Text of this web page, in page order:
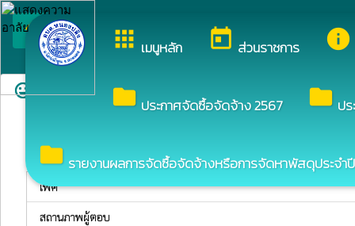
apps เมนูหลัก today ส่วนราชการ info
folder ประกาศจัดซื้อจัดจ้าง 2567 folder ป
folder รายงานผลการจัดซื้อจัดจ้างหรือการจัดหาพัสดุประจำปี
arrow_back_ios กลับเมนูหลัก ยินดีต้อนรับสู่เว็บไซต์ขอ
sentiment_very_satisfied สำรวจความพึงพอใจ
เพศ
สถานภาพผู้ตอบ